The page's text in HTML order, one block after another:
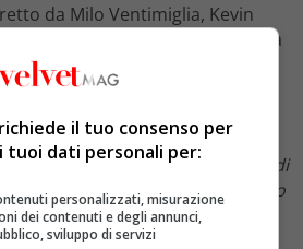
da Milo Ventimiglia, Kevin
per completare la
dimostrare di essere un padre
trilogie ne abbiamo fatte poche. E
Ken Olin occuparsene e
Noi abbiamo partecipato alla
la cosa dall’altro punto di
un altro livello a quello
di fare per sei anni” ha
sulla sua esperienza da
il tuo consenso per
tuoi dati personali per:
personalizzati, misurazione
dei contenuti e degli annunci,
sviluppo di servizi